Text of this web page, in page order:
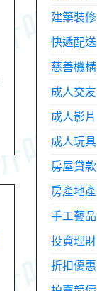
建築裝修
快遞配送
慈善機構
成人交友
成人影片
成人玩具
房屋貸款
房產地產
手工藝品
投資理財
折扣優惠